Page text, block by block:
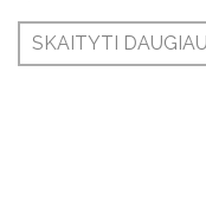
SKAITYTI DAUGIAU